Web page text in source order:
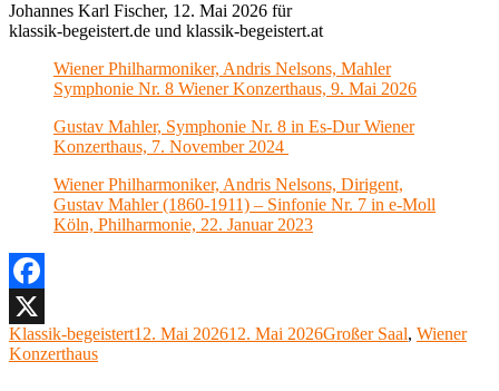
Johannes Karl Fischer, 12. Mai 2026 für
klassik-begeistert.de und klassik-begeistert.at
Wiener Philharmoniker, Andris Nelsons, Mahler
Symphonie Nr. 8 Wiener Konzerthaus, 9. Mai 2026
Gustav Mahler, Symphonie Nr. 8 in Es-Dur Wiener
Konzerthaus, 7. November 2024
Wiener Philharmoniker, Andris Nelsons, Dirigent,
Gustav Mahler (1860-1911) – Sinfonie Nr. 7 in e-Moll
Köln, Philharmonie, 22. Januar 2023
Facebook
X
Autor
Klassik-begeistertVeröffentlicht
12. Mai 202612. Mai 2026Kategorien
Großer Saal, Wiener
Konzerthaus